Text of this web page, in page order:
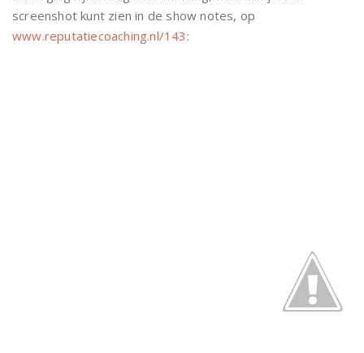
screenshot kunt zien in de show notes, op
www.reputatiecoaching.nl/143 :